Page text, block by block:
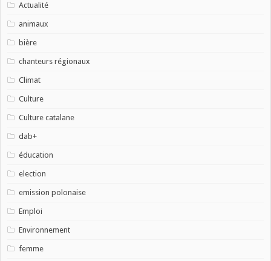
Actualité
animaux
bière
chanteurs régionaux
Climat
Culture
Culture catalane
dab+
éducation
election
emission polonaise
Emploi
Environnement
femme